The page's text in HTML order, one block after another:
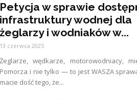
Petycja w sprawie
infrastruktury wodnej dla
żeglarzy i wodniaków w...
13 czerwca 2025
Żeglarze, wędkarze, motorowodniacy,
Pomorza i nie tylko — to jest WASZA
macie dość tego, że...